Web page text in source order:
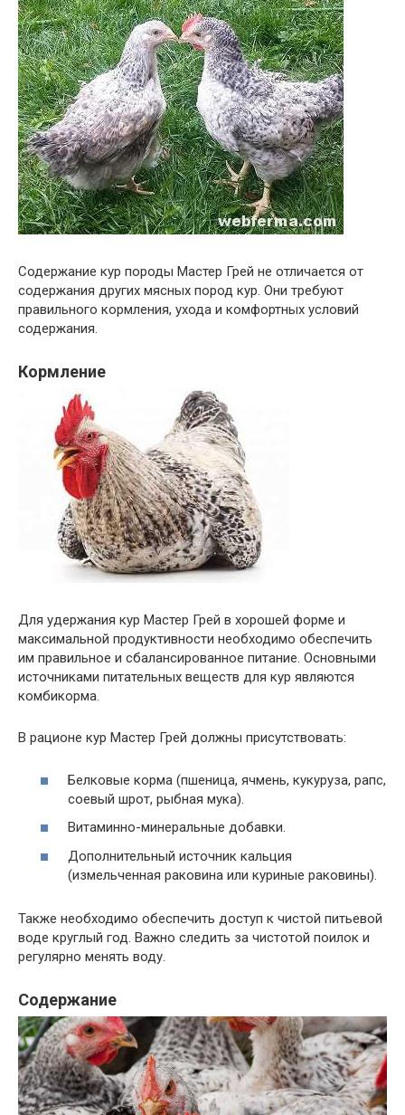
Содержание кур породы Мастер Грей не отличается от
содержания других мясных пород кур. Они требуют
правильного кормления, ухода и комфортных условий
содержания.
Кормление
Для удержания кур Мастер Грей в хорошей форме и
максимальной продуктивности необходимо обеспечить
им правильное и сбалансированное питание. Основными
источниками питательных веществ для кур являются
комбикорма.
В рационе кур Мастер Грей должны присутствовать:
Белковые корма (пшеница, ячмень, кукуруза, рапс,
соевый шрот, рыбная мука).
Витаминно-минеральные добавки.
Дополнительный источник кальция
(измельченная раковина или куриные раковины).
Также необходимо обеспечить доступ к чистой питьевой
воде круглый год. Важно следить за чистотой поилок и
регулярно менять воду.
Содержание